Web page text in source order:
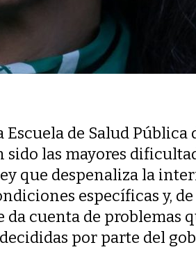
Escuela de Salud
sido las mayores
que despenaliza la
específicas y,
cuenta de problemas
por parte del